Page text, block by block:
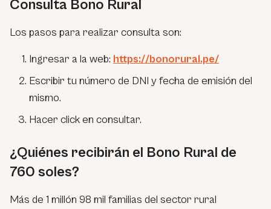
Consulta Bono Rural
Los pasos para realizar consulta son:
Ingresar a la web: https://bonorural.pe/
Escribir tu número de DNI y fecha de emisión del
mismo.
Hacer click en consultar.
¿Quiénes recibirán el Bono Rural de
760 soles?
Más de 1 millón 98 mil familias del sector rural